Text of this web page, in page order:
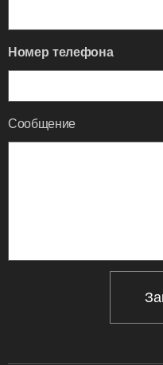
Номер телефона
Сообщение